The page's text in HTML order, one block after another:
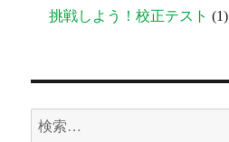
挑戦しよう！校正テスト (1)
検